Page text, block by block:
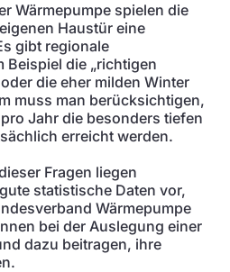
Wärmepumpe spielen die
Haustür eine
gibt regionale
Beispiel die „richtigen
die eher milden Winter
muss man berücksichtigen,
Jahr die besonders tiefen
erreicht werden.
Fragen liegen
statistische Daten vor,
Wärmepumpe
bei der Auslegung einer
dazu beitragen, ihre